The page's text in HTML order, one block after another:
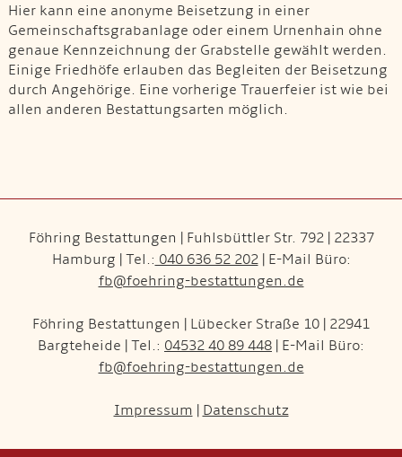
Hier kann eine anonyme Beisetzung in einer
Gemeinschaftsgrabanlage oder einem Urnenhain ohne
genaue Kennzeichnung der Grabstelle gewählt werden.
Einige Friedhöfe erlauben das Begleiten der Beisetzung
durch Angehörige. Eine vorherige Trauerfeier ist wie bei
allen anderen Bestattungsarten möglich.
Föhring Bestattungen | Fuhlsbüttler Str. 792 | 22337
Hamburg | Tel.: 040 636 52 202| E-Mail Büro:
fb@foehring-bestattungen.de
Föhring Bestattungen | Lübecker Straße 10 | 22941
Bargteheide | Tel.: 04532 40 89 448 | E-Mail Büro:
fb@foehring-bestattungen.de
Impressum | Datenschutz